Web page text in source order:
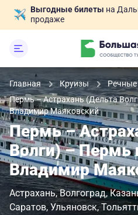
Выгодные билеты на
продаже
Главная Круизы
Речные
Пермь – Астрахань (Дельта
Владимир Маяковский
Пермь –
Волги) – Пермь
Владимир
Астрахань Волгоград
Саратов Ульяновск